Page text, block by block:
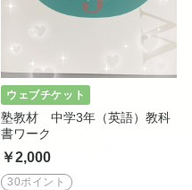
ウェブチケット
塾教材 中学3年（英語）教科
書ワーク
￥2,000
30ポイント